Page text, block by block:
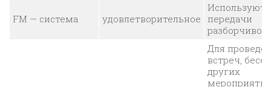
FM — система удовлетворительное
передачи
разборчивой
Для
встреч,
других